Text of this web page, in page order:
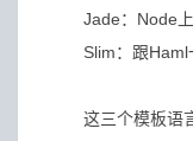
Jade：Node
Slim：跟
这三个模板语